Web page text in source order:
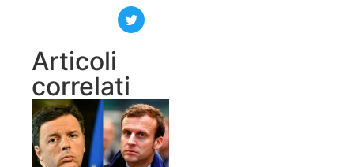
Articoli
correlati